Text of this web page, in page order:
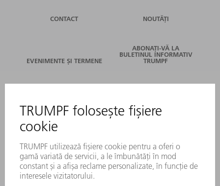
CONTACT NOUTĂȚI
EVENIMENTE ȘI TERMENE
ABONAȚI-VĂ LA
BULETINUL INFORMATIV
TRUMPF
SERVICII ONLINE
CONTACT
LOCAȚII
EVENIMENTE ȘI TERMENE
ABONARE LA NEWSLETTER
FIȘE TEHNICE DE SECURITATE
PRODUSE